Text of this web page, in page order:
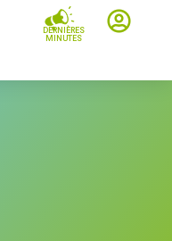
DERNIÈRES
MINUTES